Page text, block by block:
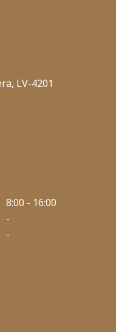
LV-4201
8:00 - 16:00
-
-